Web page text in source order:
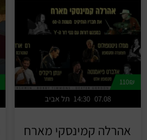
110₪
תל אביב 14:30 07.08
אהרלה קמינסקי מארח